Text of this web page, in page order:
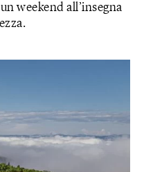
weekend all’insegna